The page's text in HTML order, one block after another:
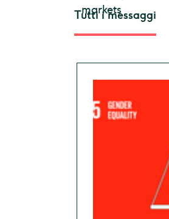
Tutti i messaggi